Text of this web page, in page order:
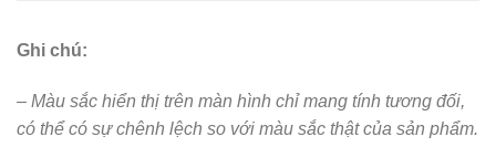
Ghi chú:
– Màu sắc hiển thị trên màn hình chỉ mang tính tương đối,
có thể có sự chênh lệch so với màu sắc thật của sản phẩm.